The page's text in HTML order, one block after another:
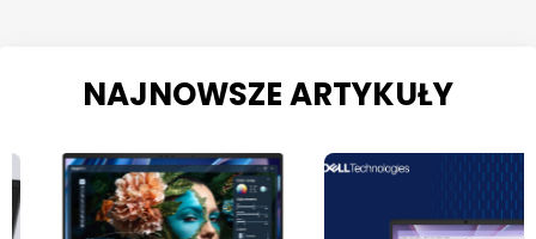
NAJNOWSZE ARTYKUŁY